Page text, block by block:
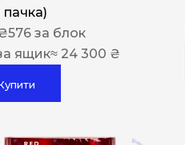
пачка)
576 за блок
ящик≈ 24 300 ₴